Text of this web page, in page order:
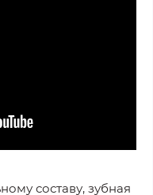
составу, зубная